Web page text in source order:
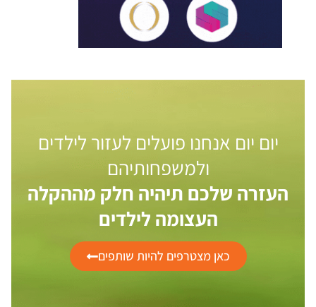
יום יום אנחנו פועלים לעזור לילדים
ולמשפחותיהם
העזרה שלכם תיהיה חלק מההקלה
העצומה לילדים
כאן מצטרפים להיות שותפים